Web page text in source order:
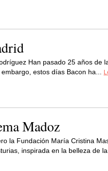
Han pasado 25 años de
estos días Bacon ha...
Madoz
la Fundación María Cristina
inspirada en la belleza de